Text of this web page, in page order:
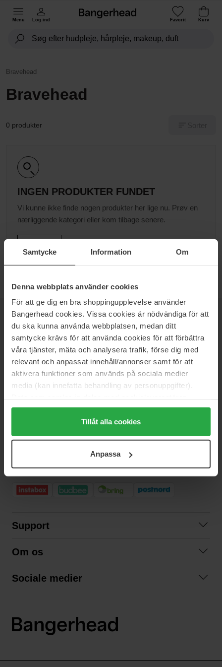
Samtycke Information Om
Denna webbplats använder cookies
För att ge dig en bra shoppingupplevelse använder
Bangerhead cookies. Vissa cookies är nödvändiga för att
du ska kunna använda webbplatsen, medan ditt
samtycke krävs för att använda cookies för att förbättra
våra tjänster, mäta och analysera trafik, förse dig med
relevant och anpassat innehåll/annonser samt för att
aktivera funktioner som används på sociala medier
media (kan innefatta behandling av personuppgifter).
Genom att trycka på "Tillåt alla cookies" accepterar du
alla cookies, medan du under "Detaljer" kan anpassa
användningen av cookies. Du kan när som helst återkalla
samt vår Integritetspolicy.
Tillåt alla cookies
Anpassa
Menu Log ind Favorit Kurv
Bravehead
Bravehead
0 produkter
INGEN PRODUKTER FUNDET
Vi kunne ikke finde nogen produkter her lige nu. Prøv en
nærliggende kategori eller kom tilbage senere.
NYHEDSBREV
VÆR DEN FØRSTE TIL AT VIDE DET
Vil du have de bedste beauty-nyheder direkte i din indbakke?
SIKKER BETALING
Support
Betingelser
Om os
Sociale medier
LinkedIn